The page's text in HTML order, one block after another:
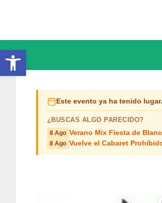
Abrir barra de herramientas
Este evento ya ha tenido lugar.
¿BUSCAS ALGO PARECIDO?
8 Ago Verano Mix Fiesta de
8 Ago Vuelve el Cabaret